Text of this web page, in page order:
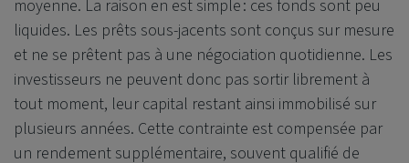
moyenne. La raison en est simple : ces fonds sont peu
liquides. Les prêts sous-jacents sont conçus sur mesure
et ne se prêtent pas à une négociation quotidienne. Les
investisseurs ne peuvent donc pas sortir librement à
tout moment, leur capital restant ainsi immobilisé sur
plusieurs années. Cette contrainte est compensée par
un rendement supplémentaire, souvent qualifié de